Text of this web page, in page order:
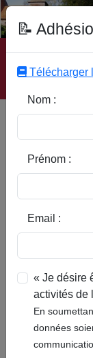
Accueil |
Sous-
de Flines
📝
Télécharger
Nom :
Prénom :
Email :
« Je désire
activités de
En
données